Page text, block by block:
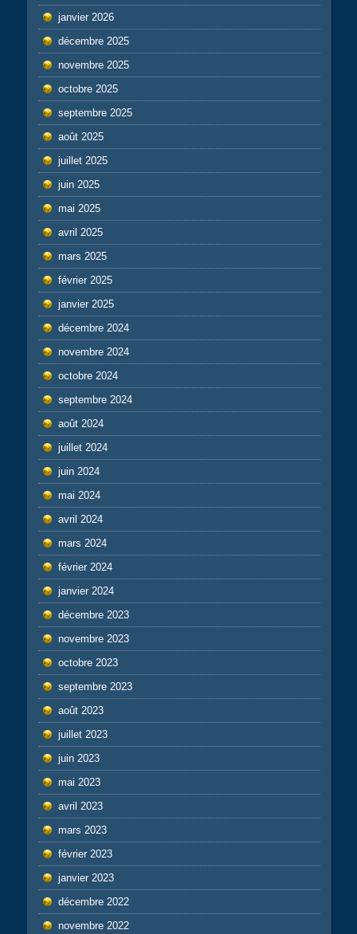
janvier 2026
décembre 2025
novembre 2025
octobre 2025
septembre 2025
août 2025
juillet 2025
juin 2025
mai 2025
avril 2025
mars 2025
février 2025
janvier 2025
décembre 2024
novembre 2024
octobre 2024
septembre 2024
août 2024
juillet 2024
juin 2024
mai 2024
avril 2024
mars 2024
février 2024
janvier 2024
décembre 2023
novembre 2023
octobre 2023
septembre 2023
août 2023
juillet 2023
juin 2023
mai 2023
avril 2023
mars 2023
février 2023
janvier 2023
décembre 2022
novembre 2022